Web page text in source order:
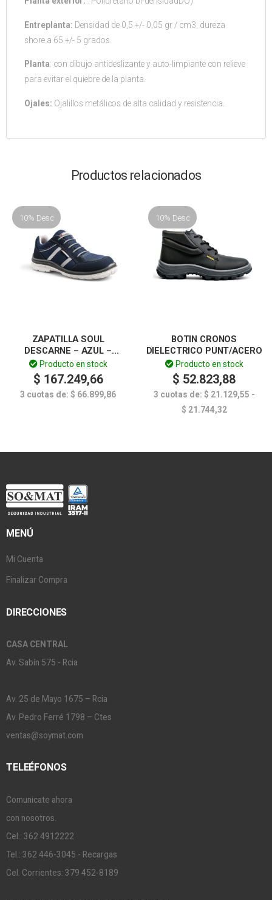
Entreplanta: Densidad de 0,5 +/- 0,05 gr / cm3, dureza
shore a 65 +/- 5 grados.
Planta: con dibujo antideslizante y auto-limpiante con relieve
para evitar el quiebre de la planta.
Ojales: Ojalillos metálicos de alta calidad y resistencia.
Productos relacionados
10% Desc
ZAPATILLA SOUL
DESCARNE – AZUL –
PUNT/ALUMINIO –
FUNCIONAL
Producto en stock
$ 167.249,66
3 cuotas de: $ 66.899,86
10% Desc
BOTIN CRONOS
DIELECTRICO PUNT/ACERO
Producto en stock
$ 52.823,88
3 cuotas de: $ 21.129,55 -
$ 21.744,32
MENÚ
Mi Cuenta
Finalizar Compra
DIRECCIONES
CASA CENTRAL
Av. Sabín 575 - Rcia
Av. 25 de Mayo 1675 – Rcia
Av. Pedro Ferré 1798 – Ctes
ventas@soymat.com
TELEÉFONOS
Comunicate ahora
con nosotros.
Cel.: 362 4912222
Tel.: 362 446-3045 - Recargas
Cel. Corrientes: 379 452-8189